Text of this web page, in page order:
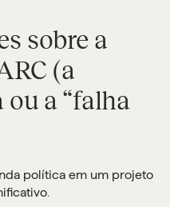
sobre a
(a
a “falha
política em um projeto